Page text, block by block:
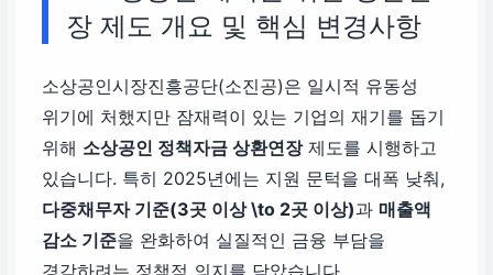
장 제도 개요 및 핵심 변경사항
소상공인시장진흥공단(소진공)은 일시적 유동성
위기에 처했지만 잠재력이 있는 기업의 재기를 돕기
위해 소상공인 정책자금 상환연장제도를 시행하고
있습니다. 특히 2025년에는 지원 문턱을 대폭 낮춰,
다중채무자 기준(3곳 이상 \to 2곳 이상)과 매출액
감소 기준을 완화하여 실질적인 금융 부담을